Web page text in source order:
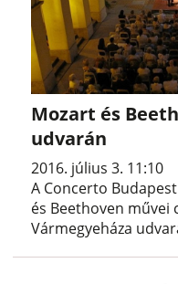
Mozart és
udvarán
2016. július 3. 11:10
A Concerto
és Beethoven művei
Vármegyeháza